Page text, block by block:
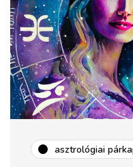
asztrológiai